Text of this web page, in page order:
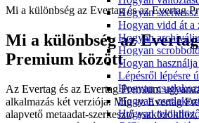
Hogyan
Hogyan vidd át a
Hogyan
Hogyan
Hogyan
Lépésről lépésre
Hogyan
Hogyan
Hogyan
Mi a különbség az Evertag és az Evertag
Mi a különbség az
Premium között
Az Evertag és az Evertag Premium
alkalmazás két verziója. Míg az Evertag
alapvető metaadat-szerkesztő